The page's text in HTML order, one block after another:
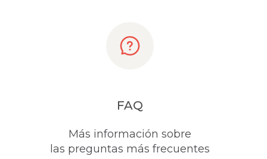
FAQ
Más información sobre
las preguntas más frecuentes